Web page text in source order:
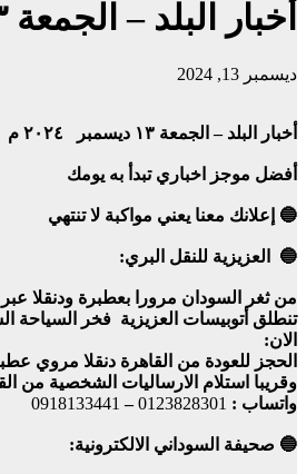
أخبار البلد – الجمعة ١٣ ديسمبر ٢٠٢٤ م
ديسمبر 13, 2024
أخبار البلد – الجمعة ١٣ ديسمبر ٢٠٢٤ م
أفضل موجز اخباري تبدأ به يومك
🔵 إعلانك معنا يعني مواكبة لا تنتهي
🔵 العزيزية للنقل البري:
من ثغر السودان مرورا بعطبرة ودنقلا
تنطلق أتوبيسات العزيزية فخر السياحة
الان:
الحجز للعودة من القاهرة دنقلا مروي
وقريبا استلام الارساليات الشخصية من
واتساب : 0123828301
–
0918133441
🔵 صحيفة السوداني الالكترونية: